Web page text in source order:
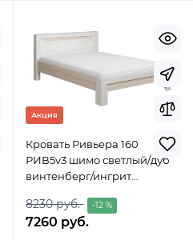
Акция
Кровать Ривьера 160
РИВ5v3 шимо светлый/дуб
винтенберг/ингрит
8230 руб. -12 %
7260 руб.